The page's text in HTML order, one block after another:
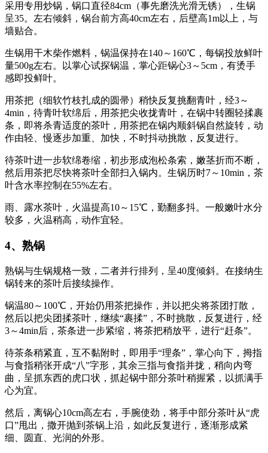
采用专用炒锅，锅口直径84cm（事先磨洗光滑无锈），生锅
呈35。左右倾斜，锅台前方高40cm左右，后壁高1m以上，与
墙贴合。
生锅用干木柴作燃料，锅温保持在140～160℃，每锅投放鲜叶
量500g左右。以掌心试探锅温，掌心距锅心3～5cm，有烫手
感即投鲜叶。
用茶把（细软竹枝扎成的圆帚）稍快反复挑翻青叶，经3～
4min，待青叶软绵后，用茶把尖收拢青叶，在锅中转圈轻揉裹
条，即将杀青适度的茶叶，用茶把在锅内顺斜锅自然旋转，动
作由轻、慢逐步加重、加快，不时抖动挑散，反复进行。
待茶叶进一步软绵卷缩，初步形成泡松条索，嫩茎折而不断，
然后用茶把尽快将茶叶全部扫入锅内。生锅历时7～10min，茶
叶含水率控制在55%左右。
雨、露水茶叶，火温提高10～15℃，勤翻多抖。一般嫩叶水分
较多，火温稍高，动作宜轻。
4、熟锅
熟锅与生锅规格一致，二者并行排列，呈40度倾斜。在接纳生
锅转来的茶叶后接续操作。
锅温80～100℃，开始仍用茶把操作，并以把尖将茶团打散，
然后以把尖团揉茶叶，继续“裹揉”，不时挑散，反复进行，经
3～4min后，茶条进一步紧缩，将茶把稍放平，进行“赶条”。
待茶条稍紧直，互不黏附时，即用手“理条”，掌心向下，拇指
与食指稍张开成“八”字形，其余三指与食指并拢，稍向内弯
曲，呈抓东西的虎口状，抓起锅中部分茶叶稍握紧，以抓满手
心为宜。
然后，离锅心10cm高左右，手腕使劲，将手中部分茶叶从“虎
口”甩出，撒开抛到茶锅上沿，如此反复进行，逐渐形成紧
细、圆直、光润的外形。